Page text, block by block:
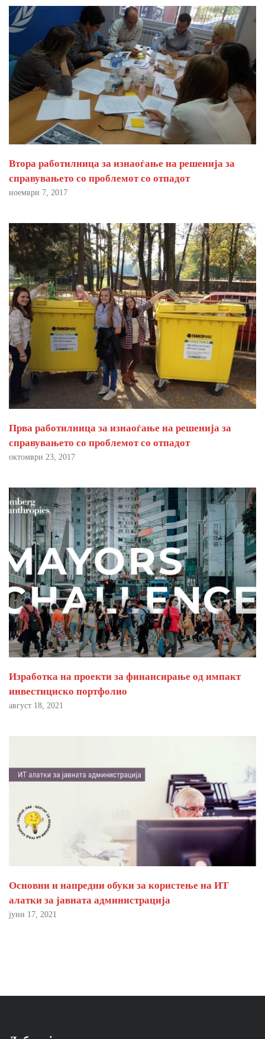
Втора работилница за изнаоѓање на решенија за
справувањето со проблемот со отпадот
ноември 7, 2017
Прва работилница за изнаоѓање на решенија за
справувањето со проблемот со отпадот
октомври 23, 2017
Изработка на проекти за финансирање од импакт
инвестициско портфолио
август 18, 2021
Основни и напредни обуки за користење на ИТ
алатки за јавната администрација
јуни 17, 2021